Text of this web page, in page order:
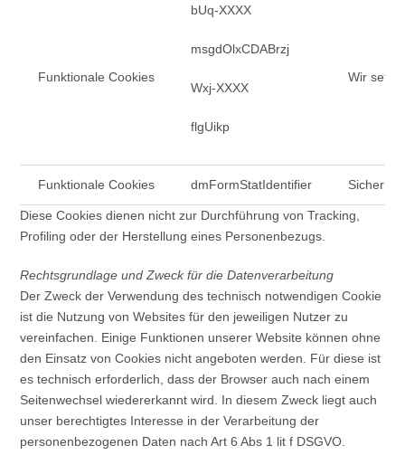
Funktionale Cookies
bUq-XXXX
msgdOlxCDABrzj
Wxj-XXXX
flgUikp
Wir
Funktionale Cookies dmFormStatIdentifier
Diese Cookies dienen nicht zur Durchführung von Tracking,
Profiling oder der Herstellung eines Personenbezugs.
Rechtsgrundlage und Zweck für die Datenverarbeitung
Der Zweck der Verwendung des technisch notwendigen Cookie
ist die Nutzung von Websites für den jeweiligen Nutzer zu
vereinfachen. Einige Funktionen unserer Website können ohne
den Einsatz von Cookies nicht angeboten werden. Für diese ist
es technisch erforderlich, dass der Browser auch nach einem
Seitenwechsel wiedererkannt wird. In diesem Zweck liegt auch
unser berechtigtes Interesse in der Verarbeitung der
personenbezogenen Daten nach Art 6 Abs 1 lit f DSGVO.